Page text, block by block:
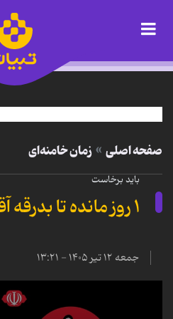
صفحه اصلی زمان خامنه‌ای
باید برخاست
۱ روز مانده تا بدرقه آقای شهید ایران
جمعه ۱۲ تیر ۱۴۰۵ - ۱۳:۲۱